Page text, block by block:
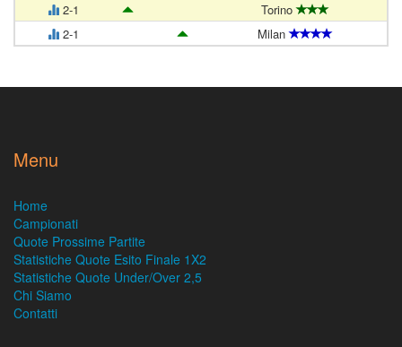
2-1
Torino
2-1
Milan
Menu
Home
Campionati
Quote Prossime Partite
Statistiche Quote Esito Finale 1X2
Statistiche Quote Under/Over 2,5
Chi Siamo
Contatti